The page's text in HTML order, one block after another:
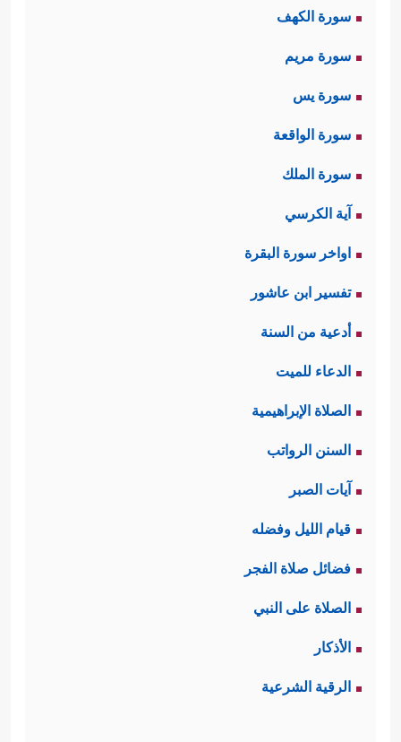
سورة الكهف
سورة مريم
سورة يس
سورة الواقعة
سورة الملك
آية الكرسي
اواخر سورة البقرة
تفسير ابن عاشور
أدعية من السنة
الدعاء للميت
الصلاة الإبراهيمية
السنن الرواتب
آيات الصبر
قيام الليل وفضله
فضائل صلاة الفجر
الصلاة على النبي
الأذكار
الرقية الشرعية